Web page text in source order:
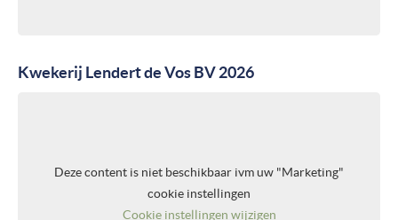
Kwekerij Lendert de Vos BV 2026
Deze content is niet beschikbaar ivm uw "Marketing"
cookie instellingen
Cookie instellingen wijzigen